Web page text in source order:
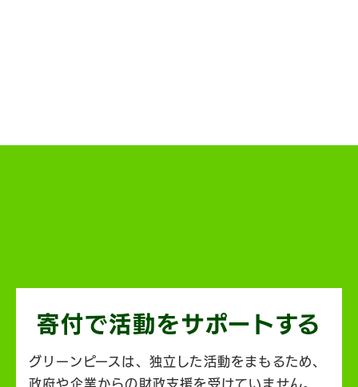
寄付で活動をサポートする
グリーンピースは、独立した活動をまもるため、
政府や企業からの財政支援を受けていません。